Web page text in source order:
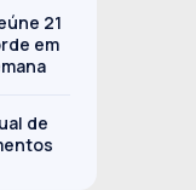
21
em
de